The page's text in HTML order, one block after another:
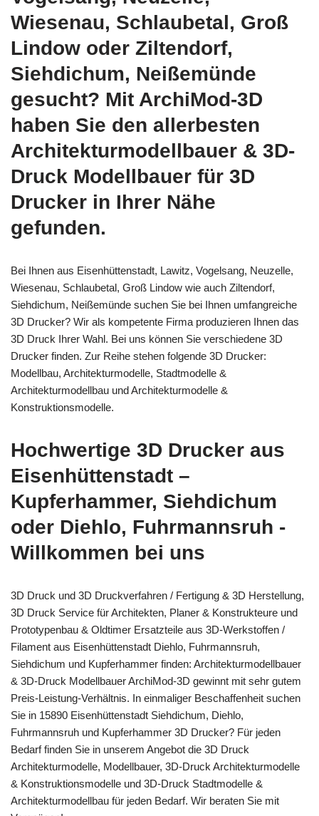
Wiesenau, Schlaubetal, Groß
Lindow oder Ziltendorf,
Siehdichum, Neißemünde
gesucht? Mit ArchiMod-3D
haben Sie den allerbesten
Architekturmodellbauer & 3D-
Druck Modellbauer für 3D
Drucker in Ihrer Nähe
gefunden.
Bei Ihnen aus Eisenhüttenstadt, Lawitz, Vogelsang, Neuzelle,
Wiesenau, Schlaubetal, Groß Lindow wie auch Ziltendorf,
Siehdichum, Neißemünde suchen Sie bei Ihnen umfangreiche
3D Drucker? Wir als kompetente Firma produzieren Ihnen das
3D Druck Ihrer Wahl. Bei uns können Sie verschiedene 3D
Drucker finden. Zur Reihe stehen folgende 3D Drucker:
Modellbau, Architekturmodelle, Stadtmodelle &
Architekturmodellbau und Architekturmodelle &
Konstruktionsmodelle.
Hochwertige 3D Drucker aus
Eisenhüttenstadt –
Kupferhammer, Siehdichum
oder Diehlo, Fuhrmannsruh -
Willkommen bei uns
3D Druck und 3D Druckverfahren / Fertigung & 3D Herstellung,
3D Druck Service für Architekten, Planer & Konstrukteure und
Prototypenbau & Oldtimer Ersatzteile aus 3D-Werkstoffen /
Filament aus Eisenhüttenstadt Diehlo, Fuhrmannsruh,
Siehdichum und Kupferhammer finden: Architekturmodellbauer
& 3D-Druck Modellbauer ArchiMod-3D gewinnt mit sehr gutem
Preis-Leistung-Verhältnis. In einmaliger Beschaffenheit suchen
Sie in 15890 Eisenhüttenstadt Siehdichum, Diehlo,
Fuhrmannsruh und Kupferhammer 3D Drucker? Für jeden
Bedarf finden Sie in unserem Angebot die 3D Druck
Architekturmodelle, Modellbauer, 3D-Druck Architekturmodelle
& Konstruktionsmodelle und 3D-Druck Stadtmodelle &
Architekturmodellbau für jeden Bedarf. Wir beraten Sie mit